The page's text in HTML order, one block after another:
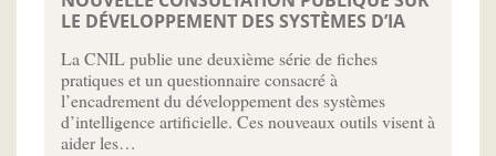
LE DÉVELOPPEMENT DES SYSTÈMES D’IA
La CNIL publie une deuxième série de fiches
pratiques et un questionnaire consacré à
l’encadrement du développement des systèmes
d’intelligence artificielle. Ces nouveaux outils visent à
aider les…